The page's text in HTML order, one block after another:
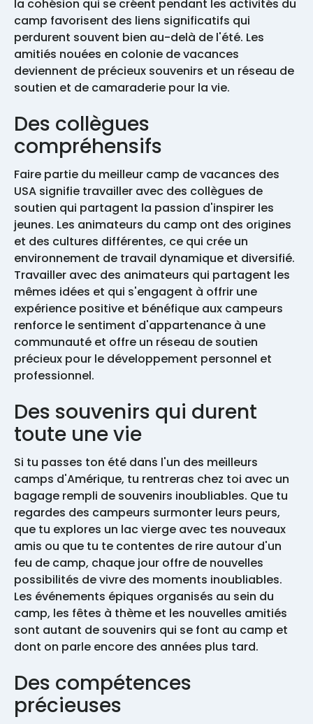
la cohésion qui se créent pendant les activités du
camp favorisent des liens significatifs qui
perdurent souvent bien au-delà de l'été. Les
amitiés nouées en colonie de vacances
deviennent de précieux souvenirs et un réseau de
soutien et de camaraderie pour la vie.
Des collègues
compréhensifs
Faire partie du meilleur camp de vacances des
USA signifie travailler avec des collègues de
soutien qui partagent la passion d'inspirer les
jeunes. Les animateurs du camp ont des origines
et des cultures différentes, ce qui crée un
environnement de travail dynamique et diversifié.
Travailler avec des animateurs qui partagent les
mêmes idées et qui s'engagent à offrir une
expérience positive et bénéfique aux campeurs
renforce le sentiment d'appartenance à une
communauté et offre un réseau de soutien
précieux pour le développement personnel et
professionnel.
Des souvenirs qui durent
toute une vie
Si tu passes ton été dans l'un des meilleurs
camps d'Amérique, tu rentreras chez toi avec un
bagage rempli de souvenirs inoubliables. Que tu
regardes des campeurs surmonter leurs peurs,
que tu explores un lac vierge avec tes nouveaux
amis ou que tu te contentes de rire autour d'un
feu de camp, chaque jour offre de nouvelles
possibilités de vivre des moments inoubliables.
Les événements épiques organisés au sein du
camp, les fêtes à thème et les nouvelles amitiés
sont autant de souvenirs qui se font au camp et
dont on parle encore des années plus tard.
Des compétences
précieuses